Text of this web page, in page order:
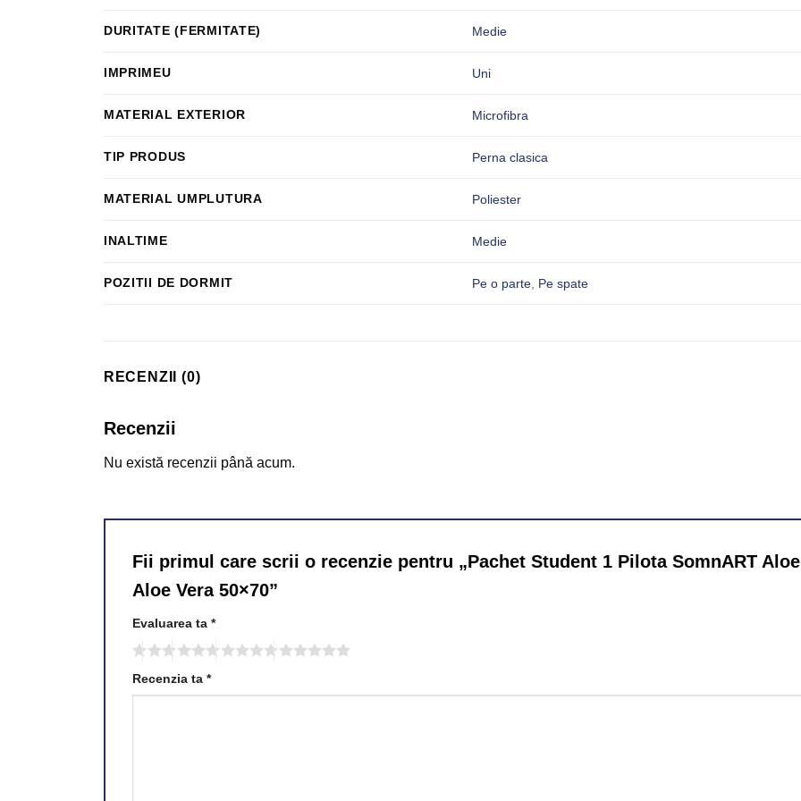
DURITATE (FERMITATE) Medie
IMPRIMEU Uni
MATERIAL EXTERIOR Microfibra
TIP PRODUS Perna clasica
MATERIAL UMPLUTURA Poliester
INALTIME Medie
POZITII DE DORMIT Pe o parte, Pe spate
RECENZII (0)
Recenzii
Nu există recenzii până acum.
Fii primul care scrii o recenzie pentru „Pachet Student 1 Pilota SomnART Aloe
Aloe Vera 50×70”
Evaluarea ta *
Recenzia ta *